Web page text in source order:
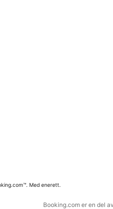
Med enerett.
Booking.com er en del